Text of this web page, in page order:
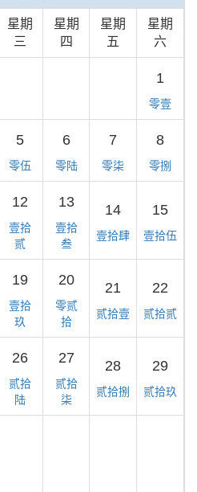
星期
三
星期
四
星期
五
星期
六
1
零壹
5
零伍
6
零陆
7
零柒
8
零捌
12
壹拾
贰
13
壹拾
叁
14
壹拾肆
15
壹拾伍
19
壹拾
玖
20
零贰
拾
21
贰拾壹
22
贰拾贰
26
贰拾
陆
27
贰拾
柒
28
贰拾捌
29
贰拾玖